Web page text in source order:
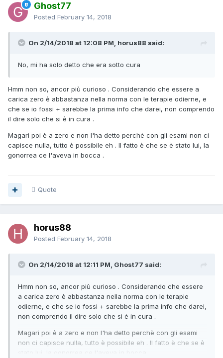
Ghost77
Posted February 14, 2018
On 2/14/2018 at 12:08 PM, horus88 said:
No, mi ha solo detto che era sotto cura
Hmm non so, ancor più curioso . Considerando che essere a
carica zero è abbastanza nella norma con le terapie odierne, e
che se io fossi + sarebbe la prima info che darei, non comprendo
il dire solo che si è in cura .
Magari poi è a zero e non l'ha detto perchè con gli esami non ci
capisce nulla, tutto è possibile eh . Il fatto è che se è stato lui, la
gonorrea ce l'aveva in bocca .
Quote
horus88
Posted February 14, 2018
On 2/14/2018 at 12:11 PM, Ghost77 said:
Hmm non so, ancor più curioso . Considerando che essere
a carica zero è abbastanza nella norma con le terapie
odierne, e che se io fossi + sarebbe la prima info che darei,
non comprendo il dire solo che si è in cura .
Magari poi è a zero e non l'ha detto perchè con gli esami
non ci capisce nulla, tutto è possibile eh . Il fatto è che se è
stato lui, la gonorrea ce l'aveva in bocca .